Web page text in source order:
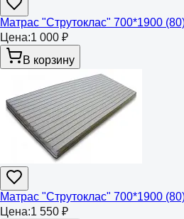
Матрас "Струтоклас" 700*1900
Цена:1 000 ₽
В корзину
Матрас "Струтоклас" 700*1900
Цена:1 550 ₽